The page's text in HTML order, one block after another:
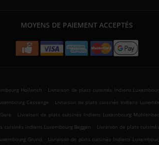
MOYENS DE PAIEMENT ACCEPTÉS
Hollerich . Livraison de plats cuisinés Indiens
Cessange . Livraison de plats cuisinés Indiens
. Livraison de plats cuisinés Indiens Luxembourg
cuisinés Indiens Luxembourg Beggen . Livraison de plats
Grund . Livraison de plats cuisinés Indiens